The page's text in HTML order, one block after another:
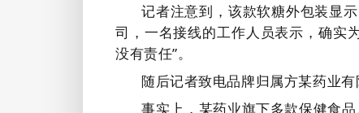
记者注意到，该款软糖外包装显
司，一名接线的工作人员表示，确实
没有责任”。
随后记者致电品牌归属方某药业
事实上，某药业旗下多款保健食